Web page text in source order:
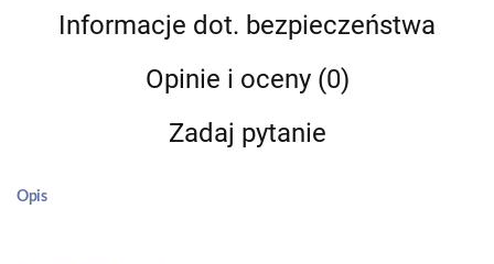
Informacje dot. bezpieczeństwa
Opinie i oceny (0)
Zadaj pytanie
Opis